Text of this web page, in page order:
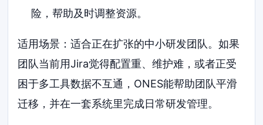
险，帮助及时调整资源。
适用场景：适合正在扩张的中小研发团队。如果
团队当前用Jira觉得配置重、维护难，或者正受
困于多工具数据不互通，ONES能帮助团队平滑
迁移，并在一套系统里完成日常研发管理。